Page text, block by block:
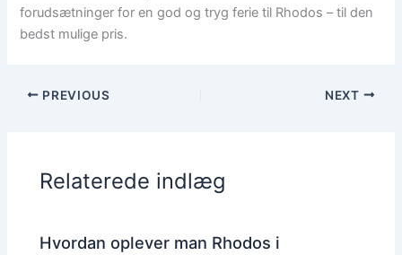
forudsætninger for en god og tryg ferie til Rhodos – til den
bedst mulige pris.
PREVIOUS NEXT
Relaterede indlæg
Hvordan oplever man Rhodos i